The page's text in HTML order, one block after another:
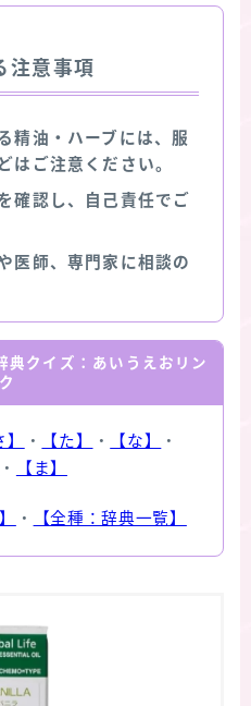
注意事項
精油・ハーブには、服
はご注意ください。
確認し、自己責任でご
医師、専門家に相談の
典クイズ：あいうえおリン
ク
】 ・ 【た】 ・ 【な】
・
・ 【ま】
・ 【全種：辞典一覧】